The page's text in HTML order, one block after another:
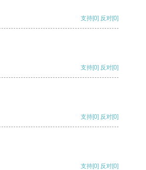
支持[0] 反对[0]
支持[0] 反对[0]
支持[0] 反对[0]
支持[0] 反对[0]